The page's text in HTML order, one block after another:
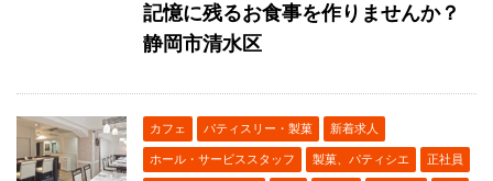
記憶に残るお食事を作りませんか？
静岡市清水区
カフェ パティスリー・製菓 新着求人
ホール・サービススタッフ 製菓、パティシエ 正社員